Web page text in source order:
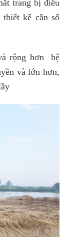
trang bị điều
kế cần số
rộng hơn hệ
và lớn hơn,